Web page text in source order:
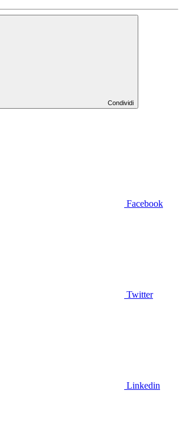
Condividi
Facebook
Twitter
Linkedin